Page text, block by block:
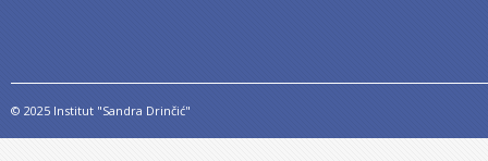
© 2025 Institut "Sandra Drinčić"